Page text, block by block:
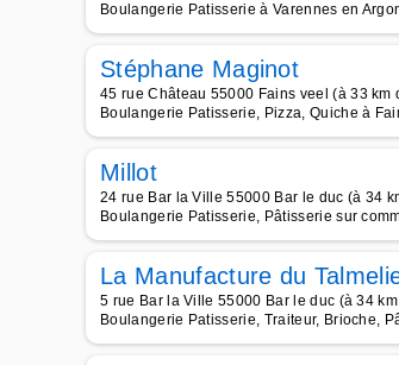
Boulangerie Patisserie à Varennes en
Stéphane Maginot
45 rue Château 55000 Fains veel (à 33 km
Boulangerie Patisserie, Pizza, Quiche à
Millot
24 rue Bar la Ville 55000 Bar le duc (à 34
Boulangerie Patisserie, Pâtisserie sur
La Manufacture du
5 rue Bar la Ville 55000 Bar le duc (à 34
Boulangerie Patisserie, Traiteur, Brioche,